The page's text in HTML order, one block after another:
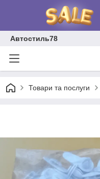
Автостиль78
Товари та послуги